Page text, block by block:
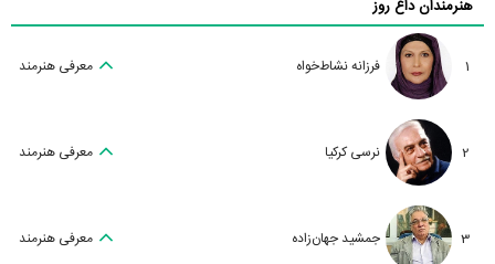
هنرمندان داغ روز
1 فرزانه نشاط‌خواه معرفی هنرمند
2 نرسی کرکیا معرفی هنرمند
3 جمشید جهان‌زاده معرفی هنرمند